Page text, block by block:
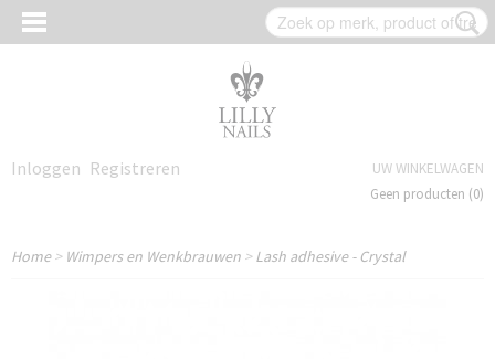
Inloggen Registreren
UW WINKELWAGEN
Geen producten (0)
Home> Wimpers en Wenkbrauwen >Lash adhesive - Crystal